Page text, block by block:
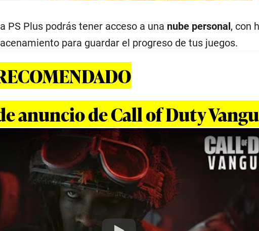
PS Plus podrás tener acceso a una nube personal, con
para guardar el progreso de tus juegos.
anuncio de Call of Duty